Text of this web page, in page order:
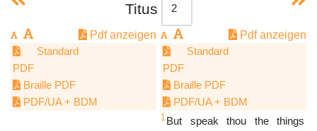
Titus
Pdf anzeigen
Standard
PDF
Braille PDF
PDF/UA + BDM
Pdf anzeigen
Standard
PDF
Braille PDF
PDF/UA + BDM
1But speak thou the things